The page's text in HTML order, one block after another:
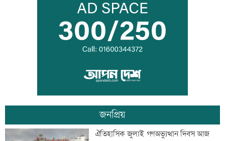
বন্দরে বিস্ফোরণে একই পরিবারের ৩ জন দগ্ধ
পাঁচ আর্থিক প্রতিষ্ঠান বন্ধের অনুমোদন,
রোববার প্রশাসক নিয়োগ
ঢাকা-ময়মনসিংহ রেল যোগাযোগ স্বাভাবিক
জনপ্রিয়
ঐতিহাসিক জুলাই গণঅভ্যুত্থান দিবস আজ